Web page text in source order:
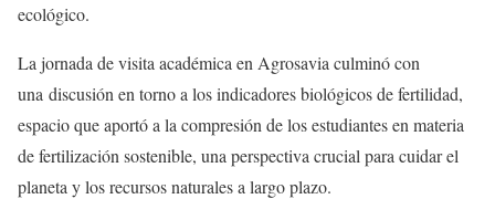
ecológico.
La jornada de visita académica en Agrosavia culminó con
una discusión en torno a los indicadores biológicos de fertilidad,
espacio que aportó a la compresión de los estudiantes en materia
de fertilización sostenible, una perspectiva crucial para cuidar el
planeta y los recursos naturales a largo plazo.